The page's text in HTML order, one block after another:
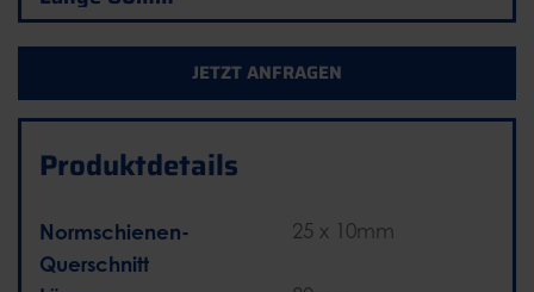
JETZT ANFRAGEN
Produktdetails
Normschienen-
Querschnitt
25 x 10mm